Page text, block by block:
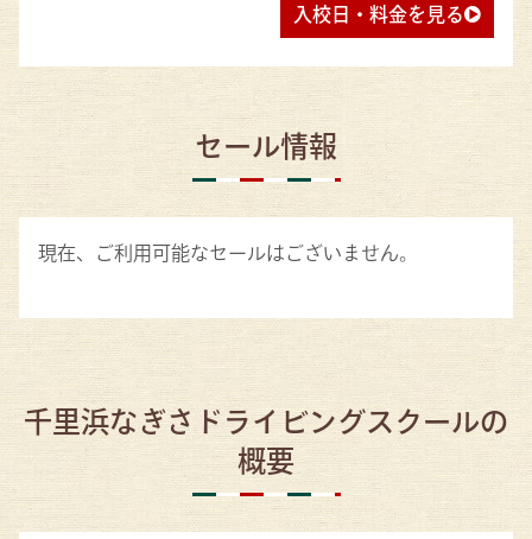
入校日・料金を見る
セール情報
現在、ご利用可能なセールはございません。
千里浜なぎさドライビングスクールの
概要